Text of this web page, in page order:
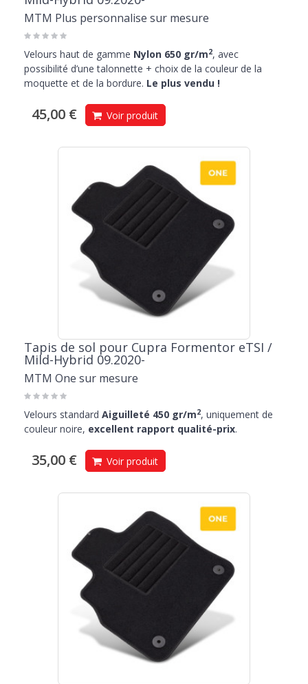
MTM Plus personnalise sur mesure
Velours haut de gamme Nylon 650 gr/m2, avec
possibilité d’une talonnette + choix de la couleur de la
moquette et de la bordure. Le plus vendu !
45,00 € Voir produit
Tapis de sol pour Cupra Formentor eTSI /
Mild-Hybrid 09.2020-
MTM One sur mesure
Velours standard Aiguilleté 450 gr/m2, uniquement de
couleur noire, excellent rapport qualité-prix.
35,00 € Voir produit